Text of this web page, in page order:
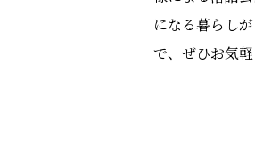
になる暮らし
で、ぜひお気